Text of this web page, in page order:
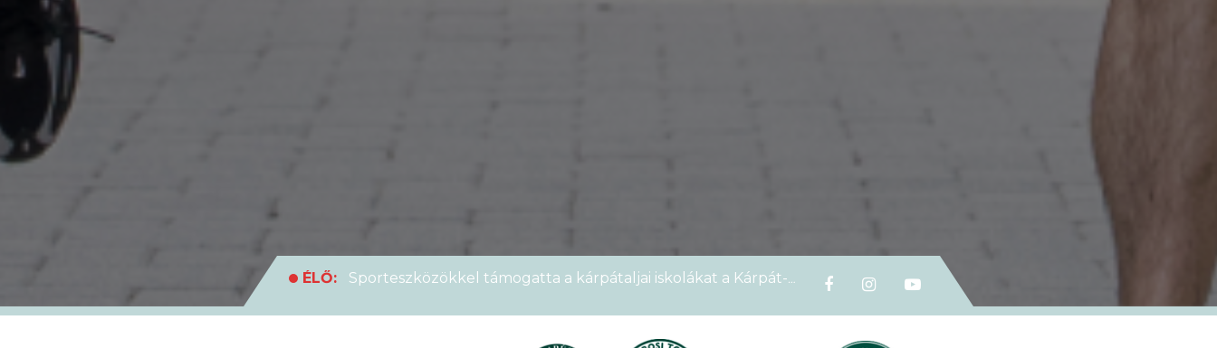
ÉLŐ:
Sporteszközökkel támogatta a kárpátaljai iskolákat a Kárpát-
ÉLŐ:
Rekordlétszámmal rendezték meg a VI. Ludovika15–KEK Run